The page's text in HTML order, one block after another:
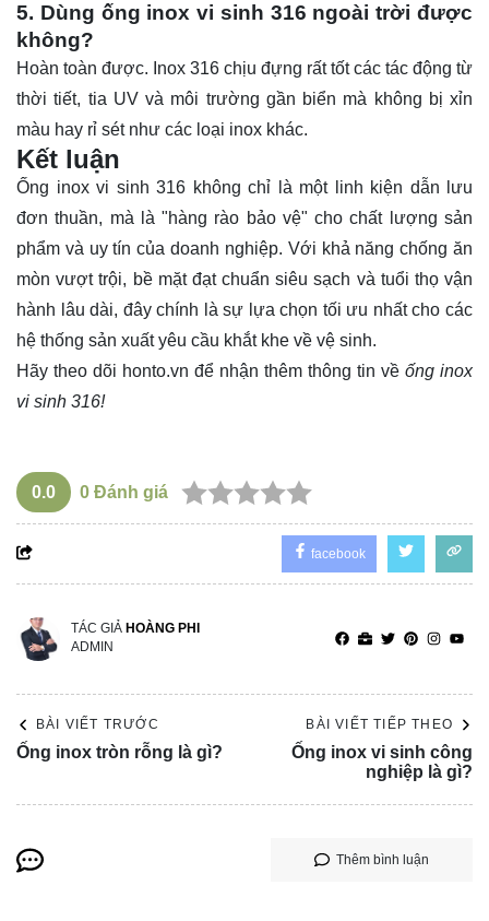
5. Dùng ống inox vi sinh 316 ngoài trời được
không?
Hoàn toàn được. Inox 316 chịu đựng rất tốt các tác động từ
thời tiết, tia UV và môi trường gần biển mà không bị xỉn
màu hay rỉ sét như các loại inox khác.
Kết luận
Ống inox vi sinh 316 không chỉ là một linh kiện dẫn lưu
đơn thuần, mà là "hàng rào bảo vệ" cho chất lượng sản
phẩm và uy tín của doanh nghiệp. Với khả năng chống ăn
mòn vượt trội, bề mặt đạt chuẩn siêu sạch và tuổi thọ vận
hành lâu dài, đây chính là sự lựa chọn tối ưu nhất cho các
hệ thống sản xuất yêu cầu khắt khe về vệ sinh.
Hãy theo dõi honto.vn để nhận thêm thông tin về ống inox
vi sinh 316!
0.0 0 Đánh giá
facebook
TÁC GIẢ HOÀNG PHI
ADMIN
BÀI VIẾT TRƯỚC
Ống inox tròn rỗng là gì?
BÀI VIẾT TIẾP THEO
Ống inox vi sinh công
nghiệp là gì?
Thêm bình luận